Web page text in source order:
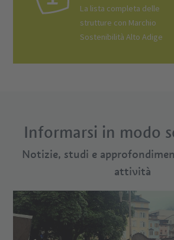
La lista completa delle
strutture con Marchio
Sostenibilità Alto Adige
Informarsi in modo
Notizie, studi e
attività